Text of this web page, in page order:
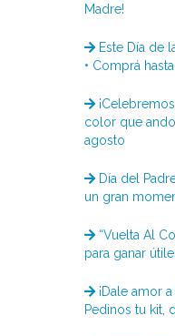
Madre!
Este Día de
• Comprá
¡Celebremos
color que
agosto
Día del
un gran
“Vuelta Al
para ganar
¡Dale amor
Pedinos tu kit,